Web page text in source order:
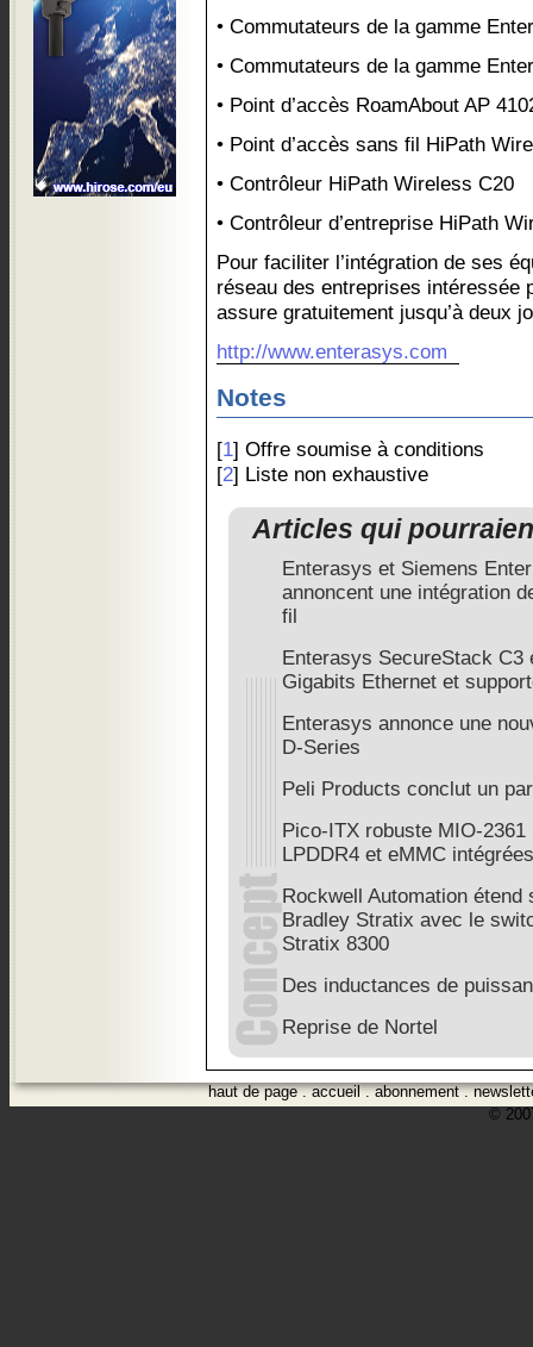
• Commutateurs de la gamme
• Commutateurs de la gamme
• Point d’accès RoamAbout AP
• Point d’accès sans fil HiPath
• Contrôleur HiPath Wireless C20
• Contrôleur d’entreprise HiPath
Pour faciliter l’intégration de ses
réseau des entreprises intéressée
assure gratuitement jusqu’à deux
http://www.enterasys.com
Notes
[1] Offre soumise à conditions
[2] Liste non exhaustive
Articles qui
Enterasys et Siemens
annoncent une intégration
fil
Enterasys SecureStack C3
Gigabits Ethernet et
Enterasys annonce une
D-Series
Peli Products conclut un
Pico-ITX robuste MIO-
LPDDR4 et eMMC intégrées
Rockwell Automation
Bradley Stratix avec le
Stratix 8300
Des inductances de
Reprise de Nortel
haut de page.accueil.abonnement.
©